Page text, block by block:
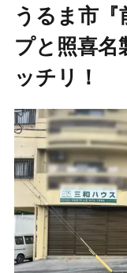
うるま市『
プと照喜名
ッチリ！